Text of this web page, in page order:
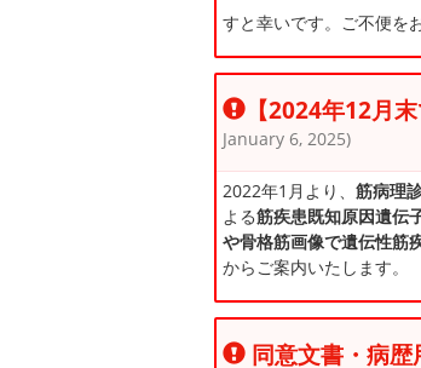
すと幸いです。ご不便を
【2024年12月
January 6, 2025)
2022年1月より、 筋病理
よる筋疾患既知原因遺伝
や骨格筋画像で遺伝性筋
からご案内いたします。
同意文書・病